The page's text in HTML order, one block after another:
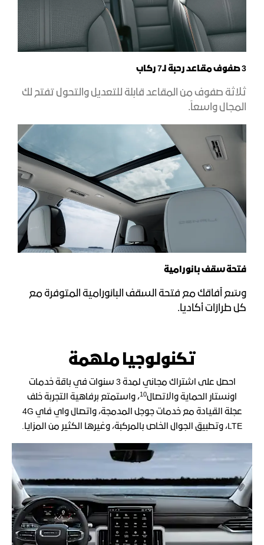
3 صفوف مقاعد رحبة لـ7 ركاب
ثلاثة صفوف من المقاعد قابلة للتعديل والتحول تفتح لك
المجال واسعاً.​
فتحة سقف بانورامية
وسّع آفاقك مع فتحة السقف البانورامية المتوفرة مع
كل طرازات أكاديا.
تكنولوجيا ملهمة
احصل على اشتراك مجاني لمدة 3 سنوات في باقة خدمات
اونستار الحماية والاتصال10، واستمتع برفاهية التجربة خلف
عجلة القيادة مع خدمات جوجل المدمجة، واتصال واي فاي 4G
LTE، وتطبيق الجوال الخاص بالمركبة، وغيرها الكثير من المزايا.